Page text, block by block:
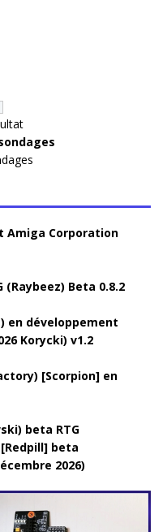
Amiga Corporation
(Raybeez) Beta 0.8.2
en développement
Korycki) v1.2
[Scorpion] en
beta RTG
beta
2026)